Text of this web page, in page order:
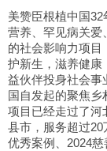
美赞臣根植中国
营养、罕见病关爱
的社会影响力项目
护新生，滋养健康
益伙伴投身社会事
国自发起的聚焦乡
项目已经走过了河
县市，服务超过
优秀案例、2024慈